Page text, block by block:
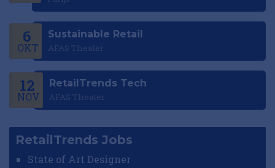
6
OKT
Sustainable Retail
AFAS Theater
12
NOV
RetailTrends Tech
AFAS Theater
RetailTrends Jobs
State of Art Designer